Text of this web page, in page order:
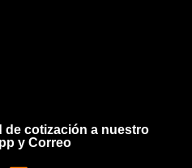
de cotización a nuestro
y Correo